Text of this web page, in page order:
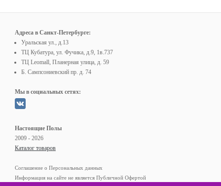
Адреса в Санкт-Петербурге:
Уральская ул., д.13
ТЦ Кубатура, ул. Фучика, д.9, 1в.737
ТЦ Leomall, Планерная улица, д. 59
Б. Сампсониевский пр. д. 74
Мы в социальных сетях:
Настоящие Полы
2009 - 2026
Каталог товаров
Соглашение о Персональных данных
Информация на сайте не является Публичной Офертой